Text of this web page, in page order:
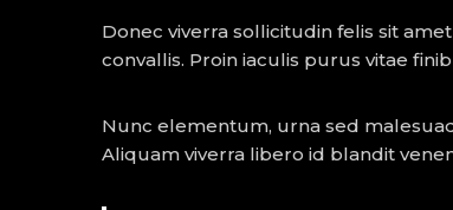
Donec viverra sollicitudin felis sit
convallis. Proin iaculis purus vitae
Nunc elementum, urna sed
Aliquam viverra libero id blandit